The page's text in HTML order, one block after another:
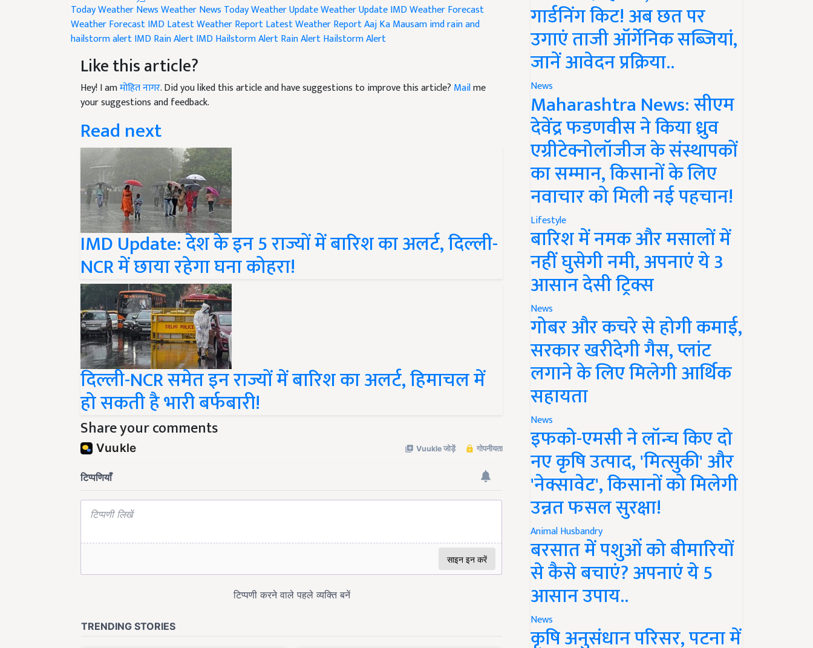
Weather ForecastIMD Latest Weather ReportLatest Weather ReportAaj Ka Mausamimd rain and
hailstorm alertIMD Rain AlertIMD Hailstorm AlertRain AlertHailstorm Alert
Like this article?
Hey! I amमोहित नागर . Did you liked this article and have suggestions to improve this article?
your suggestions and feedback.
Read next
IMD Update: देश के इन 5 राज्यों में बारिश का अलर्ट, दिल्ली-
NCR में छाया रहेगा घना कोहरा!
दिल्ली-NCR समेत इन राज्यों में बारिश का अलर्ट, हिमाचल में
हो सकती है भारी बर्फबारी!
Share your comments
गार्डनिंग किट! अब छत पर
उगाएं ताजी ऑर्गेनिक सब्जियां,
जानें आवेदन प्रक्रिया..
News
Maharashtra News: सीएम
देवेंद्र फडणवीस ने किया ध्रुव
एग्रीटेक्नोलॉजीज के संस्थापकों
का सम्मान, किसानों के लिए
नवाचार को मिली नई पहचान!
Lifestyle
बारिश में नमक और मसालों में
नहीं घुसेगी नमी, अपनाएं ये 3
आसान देसी ट्रिक्स
News
गोबर और कचरे से होगी कमाई,
सरकार खरीदेगी गैस, प्लांट
लगाने के लिए मिलेगी आर्थिक
सहायता
News
इफको-एमसी ने लॉन्च किए दो
नए कृषि उत्पाद, 'मित्सुकी' और
'नेक्सावेट', किसानों को मिलेगी
उन्नत फसल सुरक्षा!
Animal Husbandry
बरसात में पशुओं को बीमारियों
से कैसे बचाएं? अपनाएं ये 5
आसान उपाय..
News
कृषि अनुसंधान परिसर, पटना में